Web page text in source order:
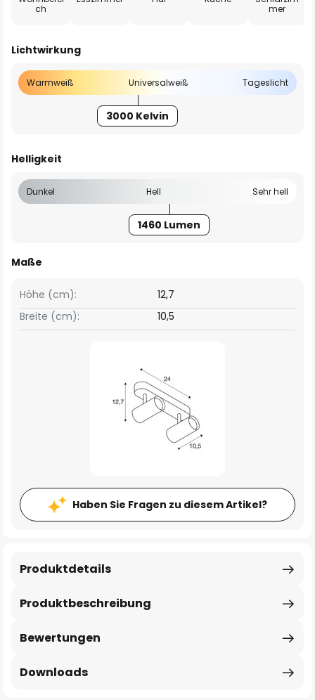
ch
mer
Lichtwirkung
Warmweiß Universalweiß Tageslicht
3000 Kelvin
Helligkeit
Dunkel Hell Sehr hell
1460 Lumen
Maße
Breite (cm): 10,5
Höhe (cm): 12,7
Haben Sie Fragen zu diesem Artikel?
Produktbeschreibung
Produktdetails
Bewertungen
Downloads